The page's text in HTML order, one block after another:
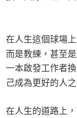
在人生這個球場
而是教練，甚至是
一本啟發工作者
己成為更好的人之
在人生的道路上